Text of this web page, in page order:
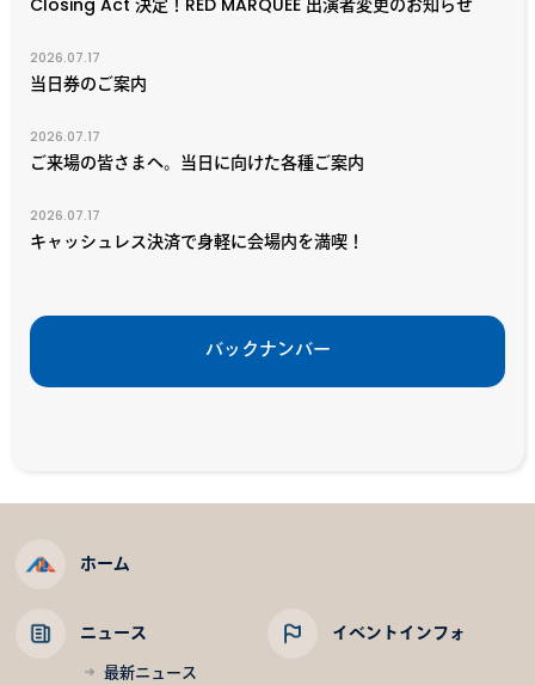
Closing Act 決定！RED MARQUEE 出演者変更のお知らせ
2026.07.17
当日券のご案内
2026.07.17
ご来場の皆さまへ。当日に向けた各種ご案内
2026.07.17
キャッシュレス決済で身軽に会場内を満喫！
バックナンバー
ホーム
ニュース
最新ニュース
イベントインフォ